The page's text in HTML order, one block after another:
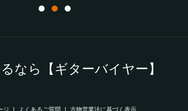
なら【ギターバイヤー】
ジ よくあるご質問 古物営業法に基づく表示